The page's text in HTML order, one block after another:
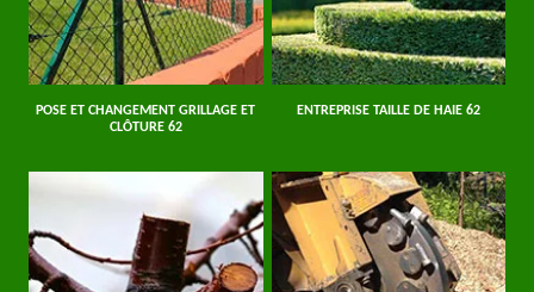
POSE ET CHANGEMENT GRILLAGE ET
CLÔTURE 62
ENTREPRISE TAILLE DE HAIE 62